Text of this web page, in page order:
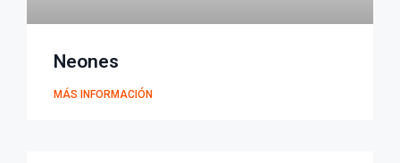
Neones
MÁS INFORMACIÓN